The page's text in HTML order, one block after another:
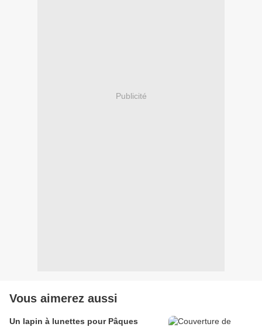
Publicité
Vous aimerez aussi
Un lapin à lunettes pour Pâques